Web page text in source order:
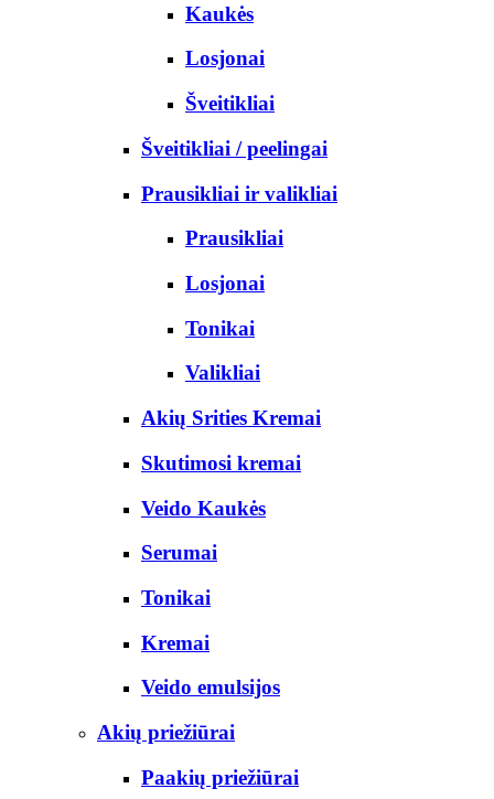
Kaukės
Losjonai
Šveitikliai
Šveitikliai / peelingai
Prausikliai ir valikliai
Prausikliai
Losjonai
Tonikai
Valikliai
Akių Srities Kremai
Skutimosi kremai
Veido Kaukės
Serumai
Tonikai
Kremai
Veido emulsijos
Akių priežiūrai
Paakių priežiūrai